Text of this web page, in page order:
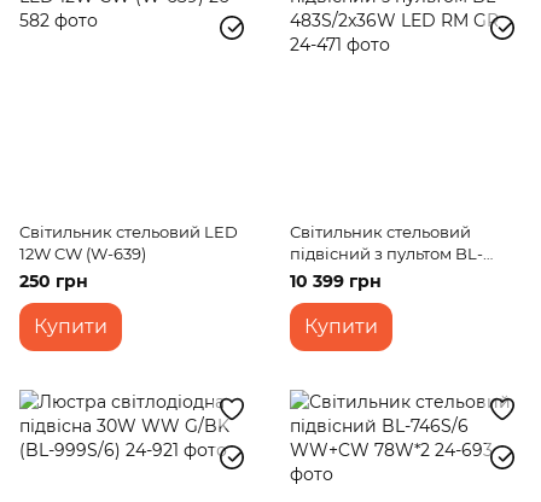
Cвітильник стельовий LED
12W CW (W-639)
250 грн
Купити
Світильник стельовий
підвісний з пультом BL-
483S/2x36W LED RM GR
10 399 грн
Купити